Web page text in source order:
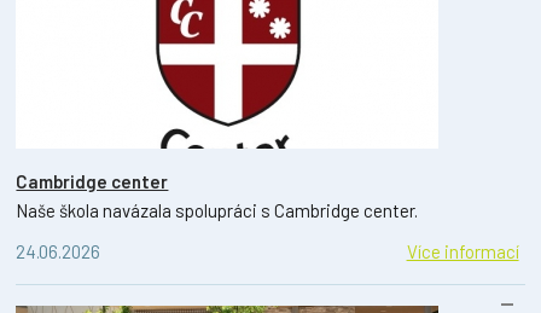
Cambridge center
Naše škola navázala spolupráci s Cambridge center.
24.06.2026
Více informací